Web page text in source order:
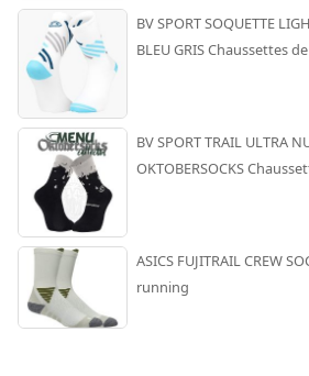
BV SPORT SOQUETTE
BLEU GRIS Chaussettes
BV SPORT TRAIL ULTRA
OKTOBERSOCKS
ASICS FUJITRAIL CREW
running